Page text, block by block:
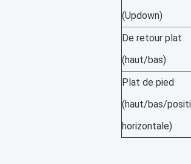
(Updown)
De retour plat
(haut/bas)
Plat de pied
(haut/bas/
horizontale)